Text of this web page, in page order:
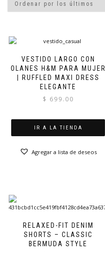
VESTIDO LARGO CON
OLANES H&M PARA MUJER
| RUFFLED MAXI DRESS
ELEGANTE
$ 699.00
IR A LA TIENDA
Agregar a lista de deseos
RELAXED-FIT DENIM
SHORTS – CLASSIC
BERMUDA STYLE